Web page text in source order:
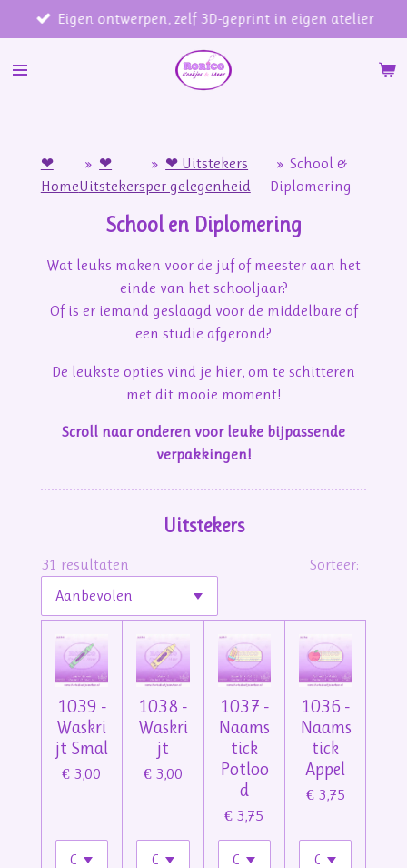
direct
naar
Eigen ontwerpen, zelf 3D-geprint in eigen atelier
❤
Home
» ❤
Uitstekers
» ❤ Uitstekers
per gelegenheid
» School &
Diplomering
School en Diplomering
Wat leuks maken voor de juf of meester aan het
einde van het schooljaar?
Of is er iemand geslaagd voor de middelbare of
een studie afgerond?
De leukste opties vind je hier, om te schitteren
met dit mooie moment!
Scroll naar onderen voor leuke bijpassende
verpakkingen!
Uitstekers
31 resultaten Sorteer:
1039 -
Waskri
jt Smal
€ 3,00
1038 -
Waskri
jt
€ 3,00
1037 -
Naams
tick
Potloo
d
€ 3,75
1036 -
Naams
tick
Appel
€ 3,75